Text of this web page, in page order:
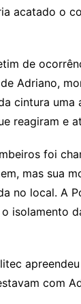
acatado o
de
Adriano,
cintura uma
reagiram e
foi
mas sua
no local. A
isolamento
com